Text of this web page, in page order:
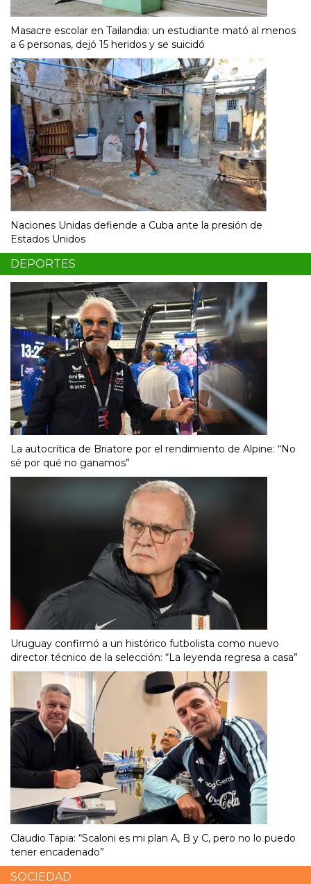
Masacre escolar en Tailandia: un estudiante mató al menos
a 6 personas, dejó 15 heridos y se suicidó
Naciones Unidas defiende a Cuba ante la presión de
Estados Unidos
DEPORTES
La autocrítica de Briatore por el rendimiento de Alpine: “No
sé por qué no ganamos”
Uruguay confirmó a un histórico futbolista como nuevo
director técnico de la selección: “La leyenda regresa a casa”
Claudio Tapia: “Scaloni es mi plan A, B y C, pero no lo puedo
tener encadenado”
SOCIEDAD